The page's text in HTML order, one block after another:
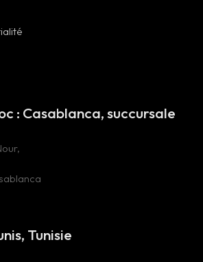
Tunisie
: Casablanca, succursale